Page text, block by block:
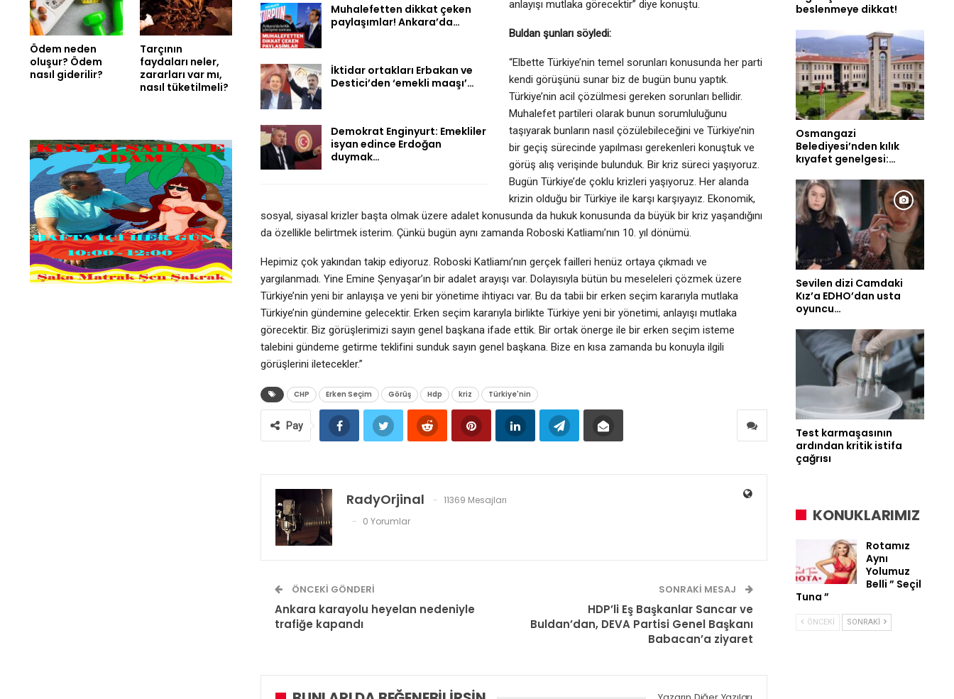
Muhalefetten dikkat çeken
paylaşımlar! Ankara’da…
İktidar ortakları Erbakan ve
Destici’den ‘emekli maaşı’…
Demokrat Enginyurt: Emekliler
isyan edince Erdoğan
duymak…
anlayışı mutlaka görecektir” diye konuştu.
Buldan şunları söyledi:
“Elbette Türkiye’nin temel sorunları konusunda her parti
kendi görüşünü sunar biz de bugün bunu yaptık.
Türkiye’nin acil çözülmesi gereken sorunları bellidir.
Muhalefet partileri olarak bunun sorumluluğunu
taşıyarak bunların nasıl çözülebileceğini ve Türkiye’nin
bir geçiş sürecinde yapılması gerekenleri konuştuk ve
görüş alış verişinde bulunduk. Bir kriz süreci yaşıyoruz.
Bugün Türkiye’de çoklu krizleri yaşıyoruz. Her alanda
krizin olduğu bir Türkiye ile karşı karşıyayız. Ekonomik,
sosyal, siyasal krizler başta olmak üzere adalet konusunda da hukuk konusunda da büyük bir kriz yaşandığını
da özellikle belirtmek isterim. Çünkü bugün aynı zamanda Roboski Katliamı’nın 10. yıl dönümü.
Hepimiz çok yakından takip ediyoruz. Roboski Katliamı’nın gerçek failleri henüz ortaya çıkmadı ve
yargılanmadı. Yine Emine Şenyaşar’ın bir adalet arayışı var. Dolayısıyla bütün bu meseleleri çözmek üzere
Türkiye’nin yeni bir anlayışa ve yeni bir yönetime ihtiyacı var. Bu da tabii bir erken seçim kararıyla mutlaka
Türkiye’nin gündemine gelecektir. Erken seçim kararıyla birlikte Türkiye yeni bir yönetimi, anlayışı mutlaka
görecektir. Biz görüşlerimizi sayın genel başkana ifade ettik. Bir ortak önerge ile bir erken seçim isteme
talebini gündeme getirme teklifini sunduk sayın genel başkana. Bize en kısa zamanda bu konuyla ilgili
görüşlerini iletecekler.”
CHP Erken Seçim Görüş Hdp kriz Türkiye'nin
Pay
RadyOrjinal
11369 Mesajları
0 Yorumlar
ÖNCEKI GÖNDERI
Ankara karayolu heyelan nedeniyle
trafiğe kapandı
SONRAKI MESAJ
HDP’li Eş Başkanlar Sancar ve
Buldan’dan, DEVA Partisi Genel Başkanı
Babacan’a ziyaret
Ödem neden
oluşur? Ödem
nasıl giderilir?
Tarçının
faydaları neler,
zararları var mı,
nasıl tüketilmeli?
beslenmeye dikkat!
Osmangazi
Belediyesi’nden kılık
kıyafet genelgesi:…
Sevilen dizi Camdaki
Kız’a EDHO’dan usta
oyuncu…
Test karmaşasının
ardından kritik istifa
çağrısı
KONUKLARIMIZ
Rotamız
Aynı
Yolumuz
Belli ” Seçil
Tuna ”
ÖNCEKI SONRAKI